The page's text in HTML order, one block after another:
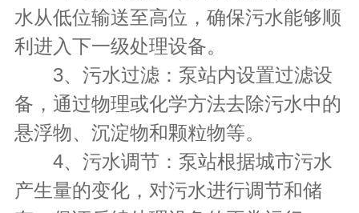
水从低位输送至高位，确保污水能够顺
利进入下一级处理设备。
3、污水过滤：泵站内设置过滤设
备，通过物理或化学方法去除污水中的
悬浮物、沉淀物和颗粒物等。
4、污水调节：泵站根据城市污水
产生量的变化，对污水进行调节和储